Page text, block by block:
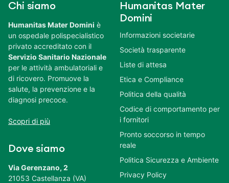
Chi siamo
Humanitas Mater Domini è
un ospedale polispecialistico
privato accreditato con il
Servizio Sanitario Nazionale
per le attività ambulatoriali e
di ricovero. Promuove la
salute, la prevenzione e la
diagnosi precoce.
Scopri di più
Dove siamo
Via Gerenzano, 2
21053 Castellanza (VA)
Humanitas Mater
Domini
Informazioni societarie
Società trasparente
Liste di attesa
Etica e Compliance
Politica della qualità
Codice di comportamento per
i fornitori
Pronto soccorso in tempo
reale
Politica Sicurezza e Ambiente
Privacy Policy